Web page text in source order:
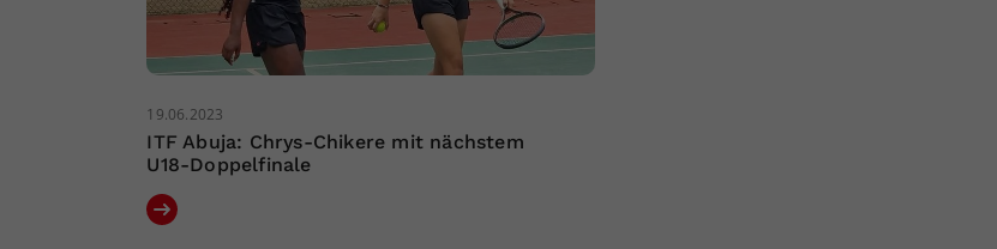
19.06.2023
ITF Abuja: Chrys-Chikere mit nächstem
U18-Doppelfinale